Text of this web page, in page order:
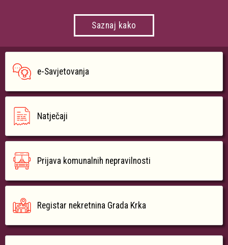
Saznaj kako
e-Savjetovanja
Natječaji
Prijava komunalnih nepravilnosti
Registar nekretnina Grada Krka